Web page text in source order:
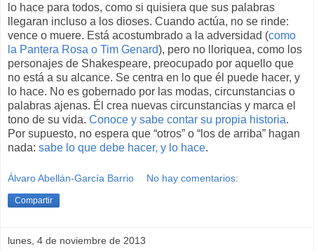
lo hace para todos, como si quisiera que sus palabras
llegaran incluso a los dioses. Cuando actúa, no se rinde:
vence o muere. Está acostumbrado a la adversidad (como
la Pantera Rosa o Tim Genard), pero no lloriquea, como los
personajes de Shakespeare, preocupado por aquello que
no está a su alcance. Se centra en lo que él puede hacer, y
lo hace. No es gobernado por las modas, circunstancias o
palabras ajenas. Él crea nuevas circunstancias y marca el
tono de su vida. Conoce y sabe contar su propia historia.
Por supuesto, no espera que “otros” o “los de arriba” hagan
nada: sabe lo que debe hacer, y lo hace.
Álvaro Abellán-García Barrio No hay comentarios:
Compartir
lunes, 4 de noviembre de 2013